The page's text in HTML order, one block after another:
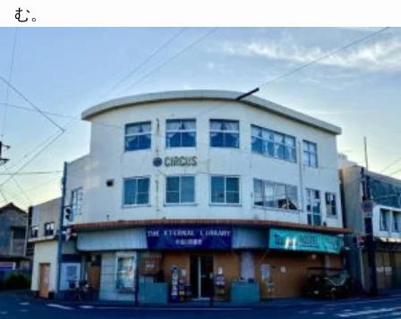
学 2020.12.03
記憶の継承を担う「永遠の図書室」 歴史と空間を
編集するリノベーションとは 千葉県館山市（後
編）